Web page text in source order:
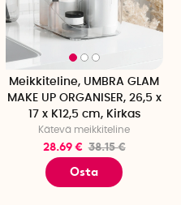
Meikkiteline, UMBRA GLAM
MAKE UP ORGANISER, 26,5 x
17 x K12,5 cm, Kirkas
Kätevä meikkiteline
28.69 € 38.15 €
Osta